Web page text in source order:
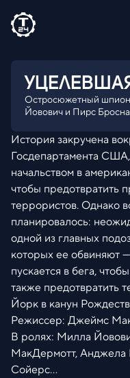
Остросюжетный
Йовович и Пирс
История закручена
Госдепартамента
начальством в
чтобы предотвратить
террористов. Однако
планировалось:
одной из главных
которых ее обвиняют
пускается в бега,
также предотвратить
Йорк в канун
Режиссер: Джеймс
В ролях: Милла
МакДермотт, Анджела
Сойерс...